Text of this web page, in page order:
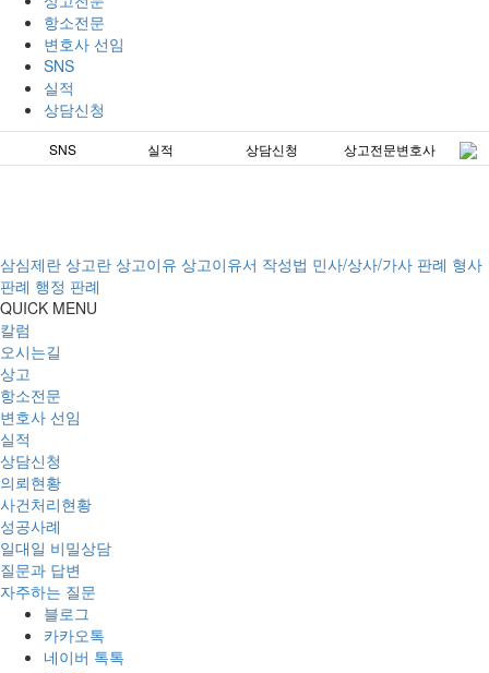
항소전문
변호사 선임
SNS
실적
상담신청
SNS 실적 상담신청 상고전문변호사 상고전
삼심제란 상고란 상고이유 상고이유서 작성법 민사/상사/가사 판례 형사
판례 행정 판례
QUICK MENU
칼럼
오시는길
상고
항소전문
변호사 선임
실적
상담신청
의뢰현황
사건처리현황
성공사례
일대일 비밀상담
질문과 답변
자주하는 질문
블로그
카카오톡
네이버 톡톡